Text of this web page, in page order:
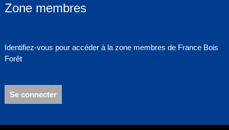
Zone membres
Identifiez-vous pour accéder à la zone membres de France Bois
Forêt
Se connecter